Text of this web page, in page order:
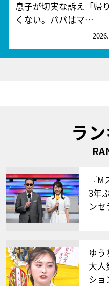
息子が切実な訴え「帰
くない。パパはマ…
ラ
『
3年
ン
ゆ
大人
シ